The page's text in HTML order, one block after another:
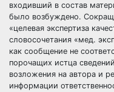
входивший в состав
было возбуждено.
«целевая экспертиза
словосочетания «мед.
как сообщение не
порочащих истца
возложения на автора и
информации